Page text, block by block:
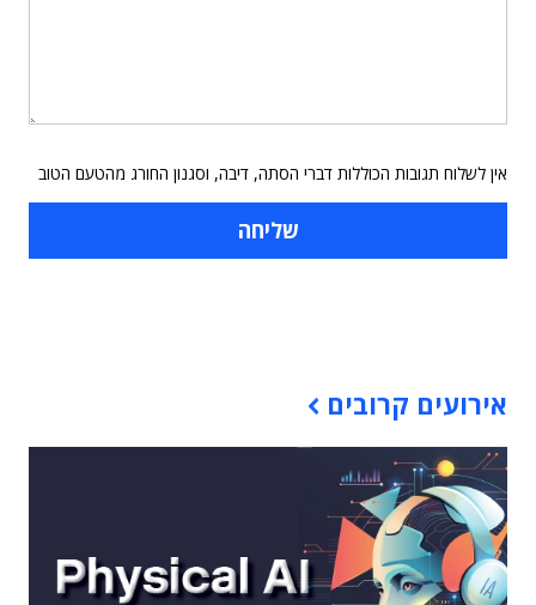
אין לשלוח תגובות הכוללות דברי הסתה, דיבה, וסגנון החורג מהטעם הטוב
אירועים קרובים